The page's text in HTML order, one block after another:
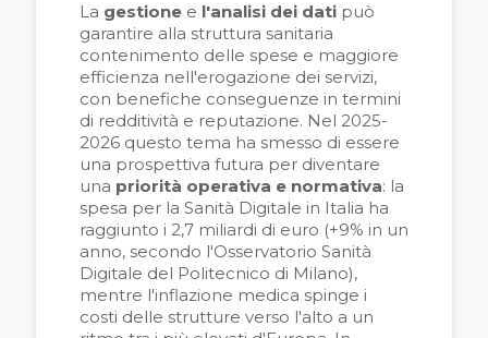
La gestione e l'analisi dei dati può
garantire alla struttura sanitaria
contenimento delle spese e maggiore
efficienza nell'erogazione dei servizi,
con benefiche conseguenze in termini
di redditività e reputazione. Nel 2025-
2026 questo tema ha smesso di essere
una prospettiva futura per diventare
una priorità operativa e normativa: la
spesa per la Sanità Digitale in Italia ha
raggiunto i 2,7 miliardi di euro (+9% in un
anno, secondo l'Osservatorio Sanità
Digitale del Politecnico di Milano),
mentre l'inflazione medica spinge i
costi delle strutture verso l'alto a un